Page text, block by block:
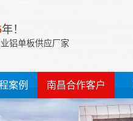
年！
铝单板供应厂家
案例 南昌合作客户